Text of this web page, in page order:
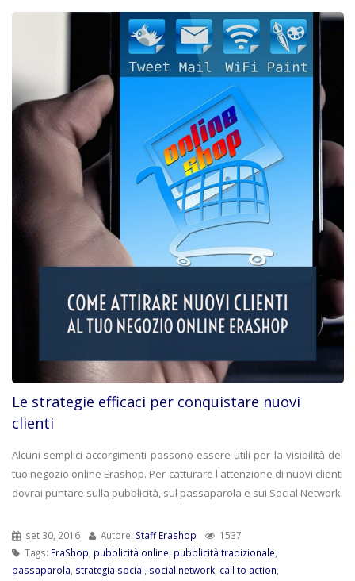
Le strategie efficaci per conquistare nuovi
clienti
Alcuni semplici accorgimenti possono essere utili per la visibilità del
tuo negozio online Erashop. Per catturare l'attenzione di nuovi clienti
dovrai puntare sulla pubblicità, sul passaparola e sui Social Network.
set 30, 2016 Autore: Staff Erashop
1537
Tags: EraShop, pubblicità online, pubblicità tradizionale,
passaparola, strategia social, social network, call to action,